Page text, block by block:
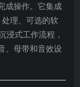
成操作。它集成
理、可选的软
浸式工作流程，
、母带和音效设